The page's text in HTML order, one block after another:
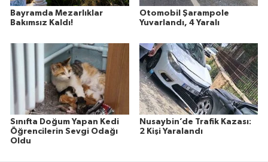
Bayramda Mezarlıklar
Bakımsız Kaldı!
Otomobil Şarampole
Yuvarlandı, 4 Yaralı
Sınıfta Doğum Yapan Kedi
Öğrencilerin Sevgi Odağı
Oldu
Nusaybin’de Trafik Kazası:
2 Kişi Yaralandı